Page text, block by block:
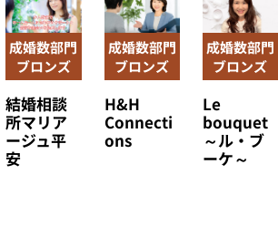
成婚数部門
ブロンズ
結婚相談
所マリア
ージュ平
安
成婚数部門
ブロンズ
H&H
Connecti
ons
成婚数部門
ブロンズ
Le
bouquet
～ル・ブ
ーケ～